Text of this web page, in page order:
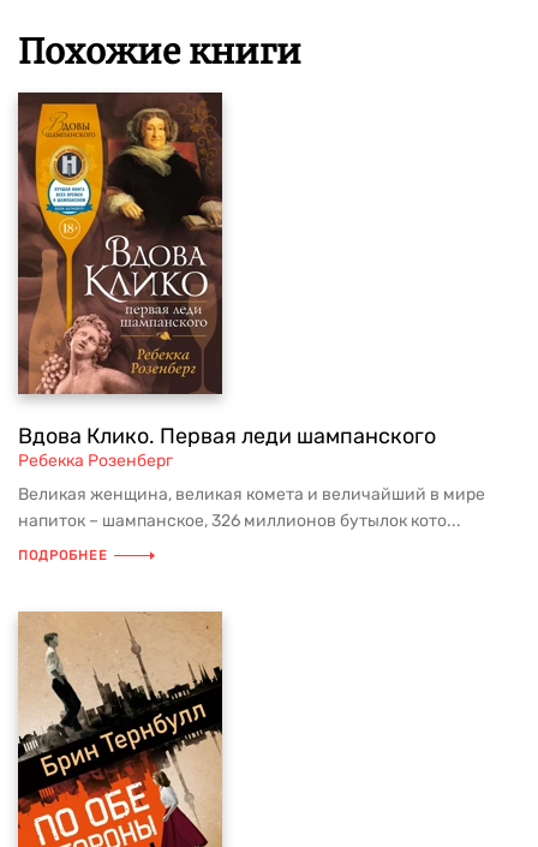
Похожие книги
Вдова Клико. Первая леди шампанского
Ребекка Розенберг
Великая женщина, великая комета и величайший в мире
напиток – шампанское, 326 миллионов бутылок кото...
ПОДРОБНЕЕ